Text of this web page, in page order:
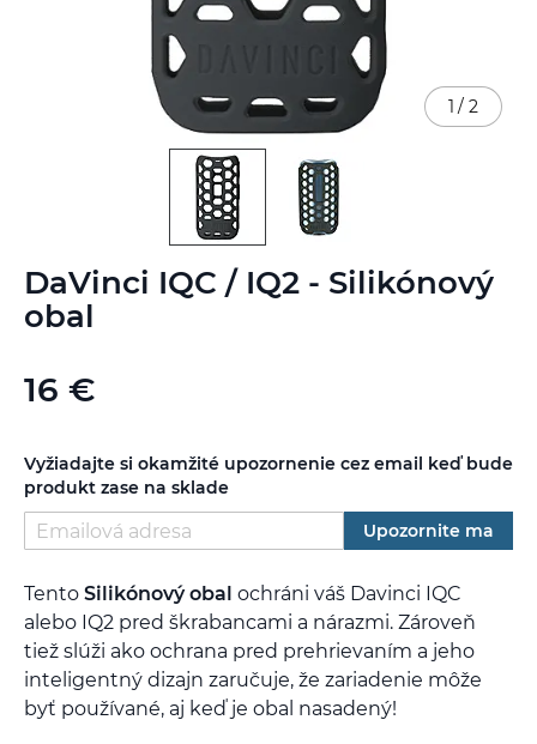
DaVinci IQC / IQ2 - Silikónový
obal
16 €
Vyžiadajte si okamžité upozornenie cez email keď bude
produkt zase na sklade
Upozornite ma
Tento Silikónový obal ochráni váš Davinci IQC
alebo IQ2 pred škrabancami a nárazmi. Zároveň
tiež slúži ako ochrana pred prehrievaním a jeho
inteligentný dizajn zaručuje, že zariadenie môže
byť používané, aj keď je obal nasadený!
1 / 2
na
začiatok
galérie